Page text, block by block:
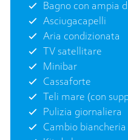
Bagno con ampia
Asciugacapelli
Aria condizionata
TV satellitare
Minibar
Cassaforte
Teli mare (con
Pulizia giornaliera
Cambio biancheria